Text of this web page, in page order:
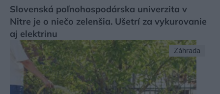
Slovenská poľnohospodárska univerzita v
Nitre je o niečo zelenšia. Ušetrí za vykurovanie
aj elektrinu
Záhrada